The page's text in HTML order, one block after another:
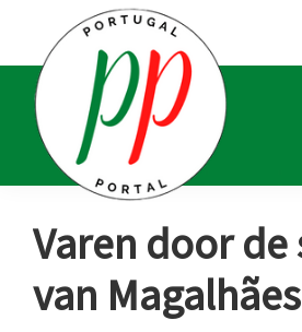
hoofd
inhoud
eerste
sidebar
voettekst
Portal
Portugalliefhebbers
en
Varen door de
van